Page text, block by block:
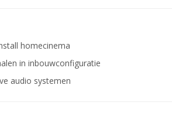
homecinema
in inbouwconfiguratie
audio systemen